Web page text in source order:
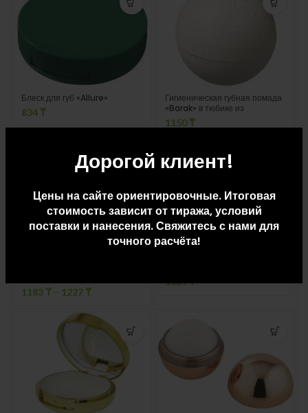
Дорогой клиент!
Цены на сайте ориентировочные. Итоговая
стоимость зависит от тиража, условий
поставки и нанесения. Свяжитесь с нами для
точного расчёта!
Блеск для губ «Allure»
834 ₸
Гигиеническая губная помада
«Barak» в тюбике из
пшеничной соломы
1150₸
1183 ₸ – 1227 ₸
1389₸